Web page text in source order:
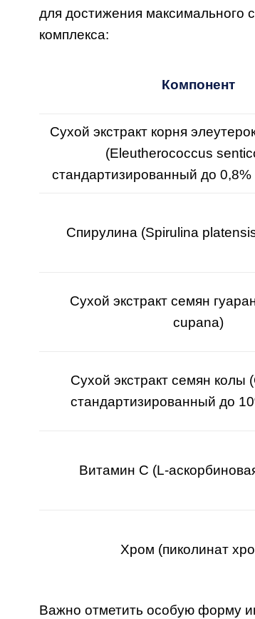
для достижения максимального
комплекса:
Компонент
Сухой экстракт корня
(Eleutherococcus
стандартизированный до 0,8%
Спирулина (Spirulina
Сухой экстракт семян
cupana)
Сухой экстракт семян колы
стандартизированный до
Витамин C (L-
Хром (пиколинат
Важно отметить особую форму